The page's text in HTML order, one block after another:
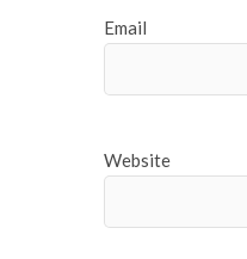
Email
Website